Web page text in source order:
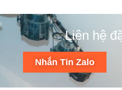
Liên hệ
Nhắn Tin Zalo